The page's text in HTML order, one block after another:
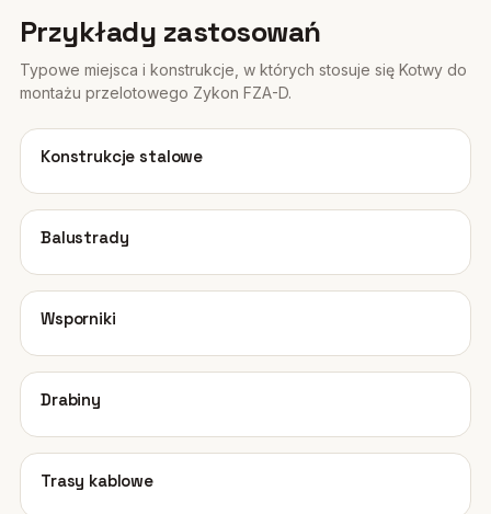
Przykłady zastosowań
Typowe miejsca i konstrukcje, w których stosuje się Kotwy do
montażu przelotowego Zykon FZA-D.
01
Konstrukcje stalowe
02
Balustrady
03
Wsporniki
04
Drabiny
05
Trasy kablowe